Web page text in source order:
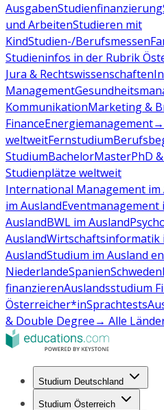
AusgabenStudienfinanzierung
und ArbeitenStudieren mit
KindStudien-/Berufsmessen
Studieninfos in der Rubrik
Jura & Rechtswissenschaften
Management
KommunikationMarketing &
FinanceEnergiemanagement
weltweitFernstudium
StudiumBachelorMasterPhD
Studienplätze weltweit
International Management im
im AuslandEventmanagement
AuslandBWL im Ausland
AuslandWirtschaftsinformatik
AuslandStudium im Ausland
NiederlandeSpanienSchweden
finanzierenAuslandsstudium
Österreicher*inSprachtests
& Double Degree→ Alle
Studium Deutschland
Studium Österreich